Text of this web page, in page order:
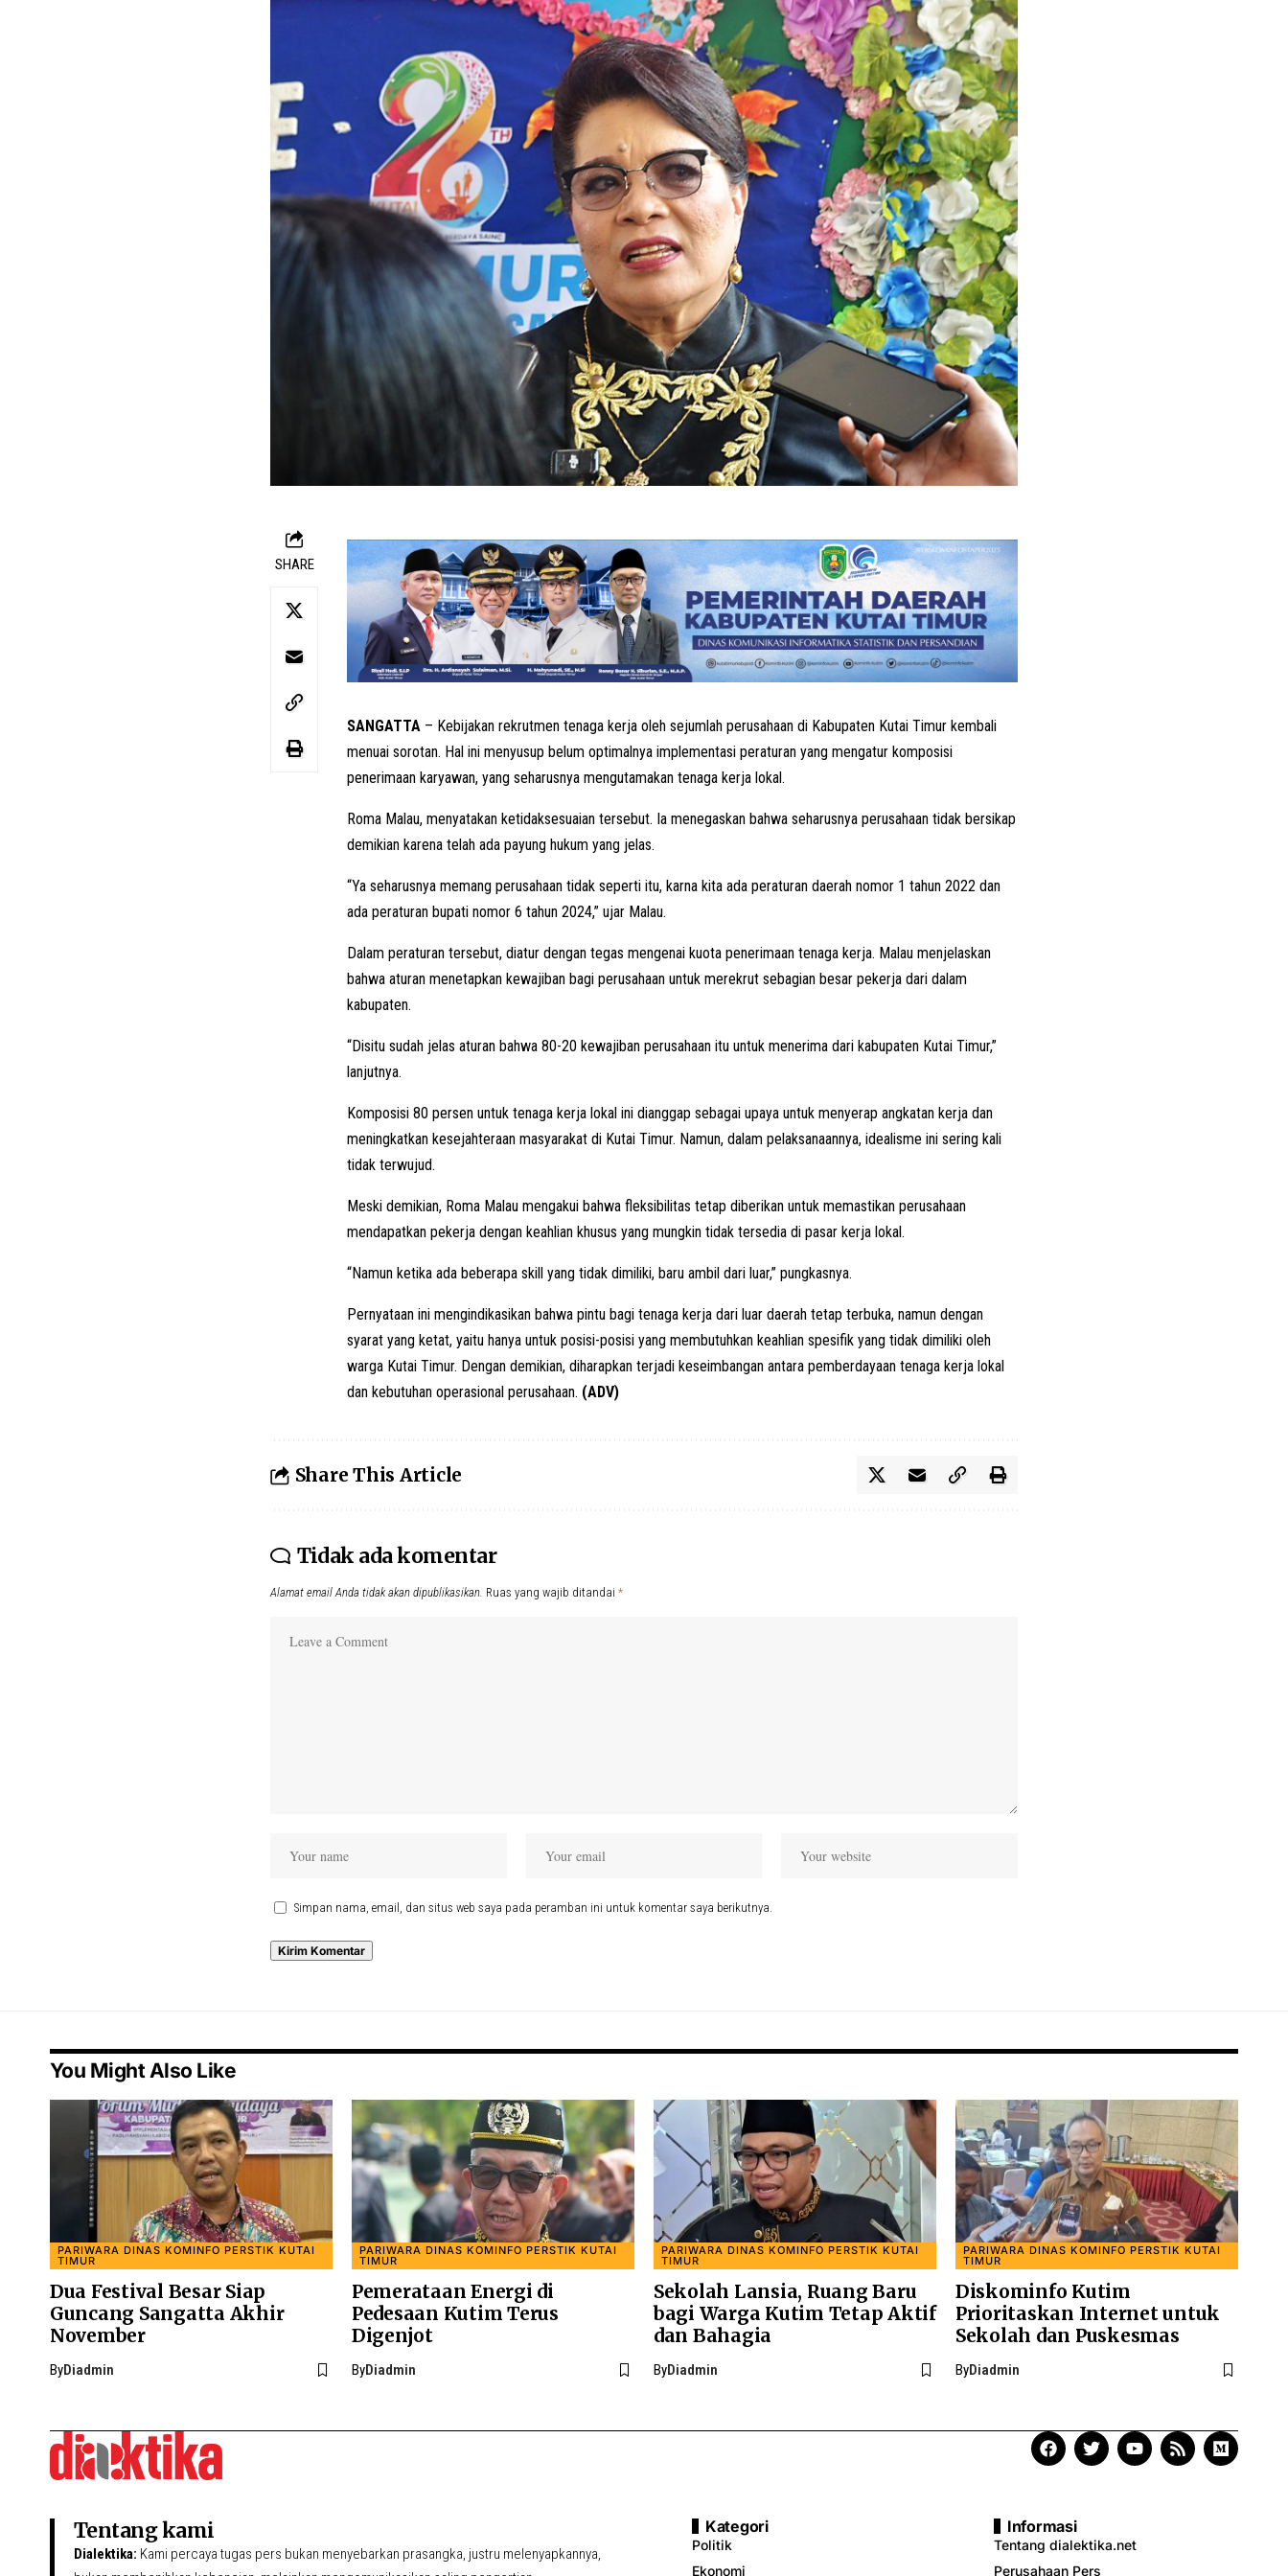
SHARE
SANGATTA – Kebijakan rekrutmen tenaga kerja oleh sejumlah perusahaan di Kabupaten Kutai Timur kembali
menuai sorotan. Hal ini menyusup belum optimalnya implementasi peraturan yang mengatur komposisi
penerimaan karyawan, yang seharusnya mengutamakan tenaga kerja lokal.
Roma Malau, menyatakan ketidaksesuaian tersebut. Ia menegaskan bahwa seharusnya perusahaan tidak bersikap
demikian karena telah ada payung hukum yang jelas.
“Ya seharusnya memang perusahaan tidak seperti itu, karna kita ada peraturan daerah nomor 1 tahun 2022 dan
ada peraturan bupati nomor 6 tahun 2024,” ujar Malau.
Dalam peraturan tersebut, diatur dengan tegas mengenai kuota penerimaan tenaga kerja. Malau menjelaskan
bahwa aturan menetapkan kewajiban bagi perusahaan untuk merekrut sebagian besar pekerja dari dalam
kabupaten.
“Disitu sudah jelas aturan bahwa 80-20 kewajiban perusahaan itu untuk menerima dari kabupaten Kutai Timur,”
lanjutnya.
Komposisi 80 persen untuk tenaga kerja lokal ini dianggap sebagai upaya untuk menyerap angkatan kerja dan
meningkatkan kesejahteraan masyarakat di Kutai Timur. Namun, dalam pelaksanaannya, idealisme ini sering kali
tidak terwujud.
Meski demikian, Roma Malau mengakui bahwa fleksibilitas tetap diberikan untuk memastikan perusahaan
mendapatkan pekerja dengan keahlian khusus yang mungkin tidak tersedia di pasar kerja lokal.
“Namun ketika ada beberapa skill yang tidak dimiliki, baru ambil dari luar,” pungkasnya.
Pernyataan ini mengindikasikan bahwa pintu bagi tenaga kerja dari luar daerah tetap terbuka, namun dengan
syarat yang ketat, yaitu hanya untuk posisi-posisi yang membutuhkan keahlian spesifik yang tidak dimiliki oleh
warga Kutai Timur. Dengan demikian, diharapkan terjadi keseimbangan antara pemberdayaan tenaga kerja lokal
dan kebutuhan operasional perusahaan. (ADV)
Share This Article
Tidak ada komentar
Alamat email Anda tidak akan dipublikasikan. Ruas yang wajib ditandai *
Simpan nama, email, dan situs web saya pada peramban ini untuk komentar saya berikutnya.
You Might Also Like
PARIWARA DINAS KOMINFO PERSTIK KUTAI
TIMUR
Dua Festival Besar Siap
Guncang Sangatta Akhir
November
ByDiadmin
PARIWARA DINAS KOMINFO PERSTIK KUTAI
TIMUR
Pemerataan Energi di
Pedesaan Kutim Terus
Digenjot
ByDiadmin
PARIWARA DINAS KOMINFO PERSTIK KUTAI
TIMUR
Sekolah Lansia, Ruang Baru
bagi Warga Kutim Tetap Aktif
dan Bahagia
ByDiadmin
PARIWARA DINAS KOMINFO PERSTIK KUTAI
TIMUR
Diskominfo Kutim
Prioritaskan Internet untuk
Sekolah dan Puskesmas
ByDiadmin
Tentang kami
Dialektika: Kami percaya tugas pers bukan menyebarkan prasangka, justru melenyapkannya,
Kategori
Politik
Ekonomi
Informasi
Tentang dialektika.net
Perusahaan Pers